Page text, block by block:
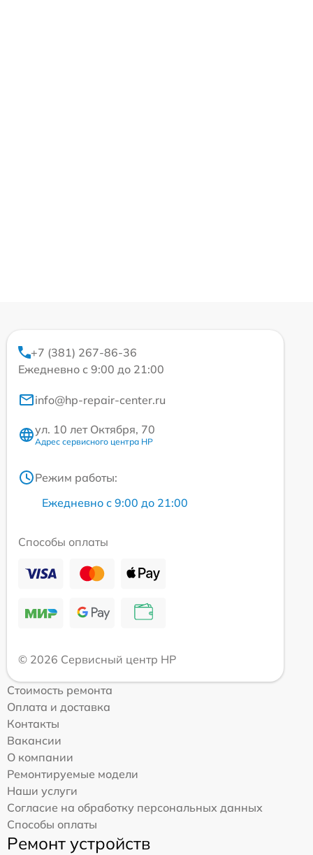
+7 (381) 267-86-36
Ежедневно с 9:00 до 21:00
info@hp-repair-center.ru
ул. 10 лет Октября, 70
Адрес сервисного центра HP
Режим работы:
Ежедневно с 9:00 до 21:00
Способы оплаты
© 2026 Сервисный центр HP
Стоимость ремонта
Оплата и доставка
Контакты
Вакансии
О компании
Ремонтируемые модели
Наши услуги
Согласие на обработку персональных данных
Способы оплаты
Ремонт устройств